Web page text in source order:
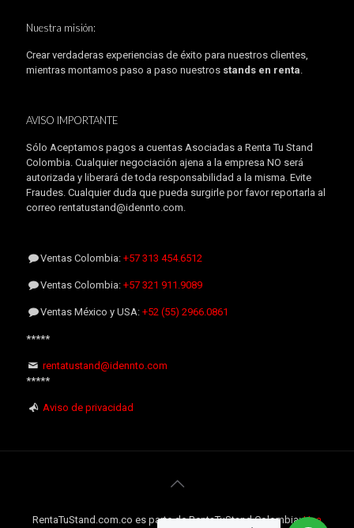
Nuestra misión:
Crear verdaderas experiencias de éxito para nuestros clientes,
mientras montamos paso a paso nuestros stands en renta.
AVISO IMPORTANTE
Sólo Aceptamos pagos a cuentas Asociadas a Renta Tu Stand
Colombia. Cualquier negociación ajena a la empresa NO será
autorizada y liberará de toda responsabilidad a la misma. Evite
Fraudes. Cualquier duda que pueda surgirle por favor reportarla al
correo rentatustand@idennto.com.
Ventas Colombia:+57 313 454.6512
Ventas Colombia:+57 321 911.9089
Ventas México y USA:+52 (55) 2966.0861
*****
rentatustand@idennto.com
*****
Aviso de privacidad
RentaTuStand.com.co es parte de RentaTuStand Colombia:Una